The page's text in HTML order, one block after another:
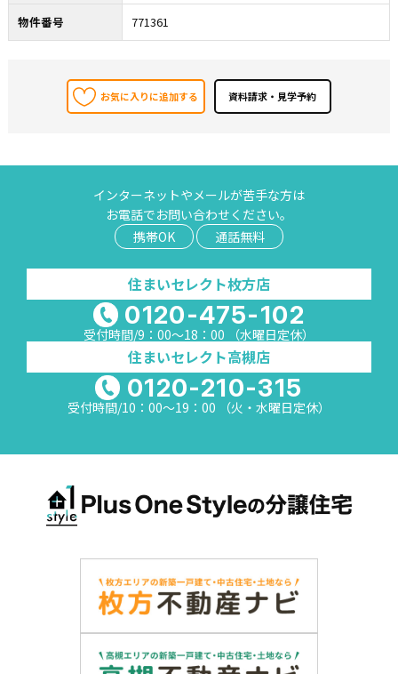
物件番号 771361
お気に入りに追加する
インターネットやメールが苦手な方は
お電話でお問い合わせください。
携帯OK
通話無料
住まいセレクト枚方店
0120-475-102
受付時間/9：00～18：00 （水曜日定休）
住まいセレクト高槻店
0120-210-315
受付時間/10：00～19：00 （火・水曜日定休）